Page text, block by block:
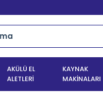
AKÜLÜ EL
ALETLERİ
KAYNAK
MAKİNALARI